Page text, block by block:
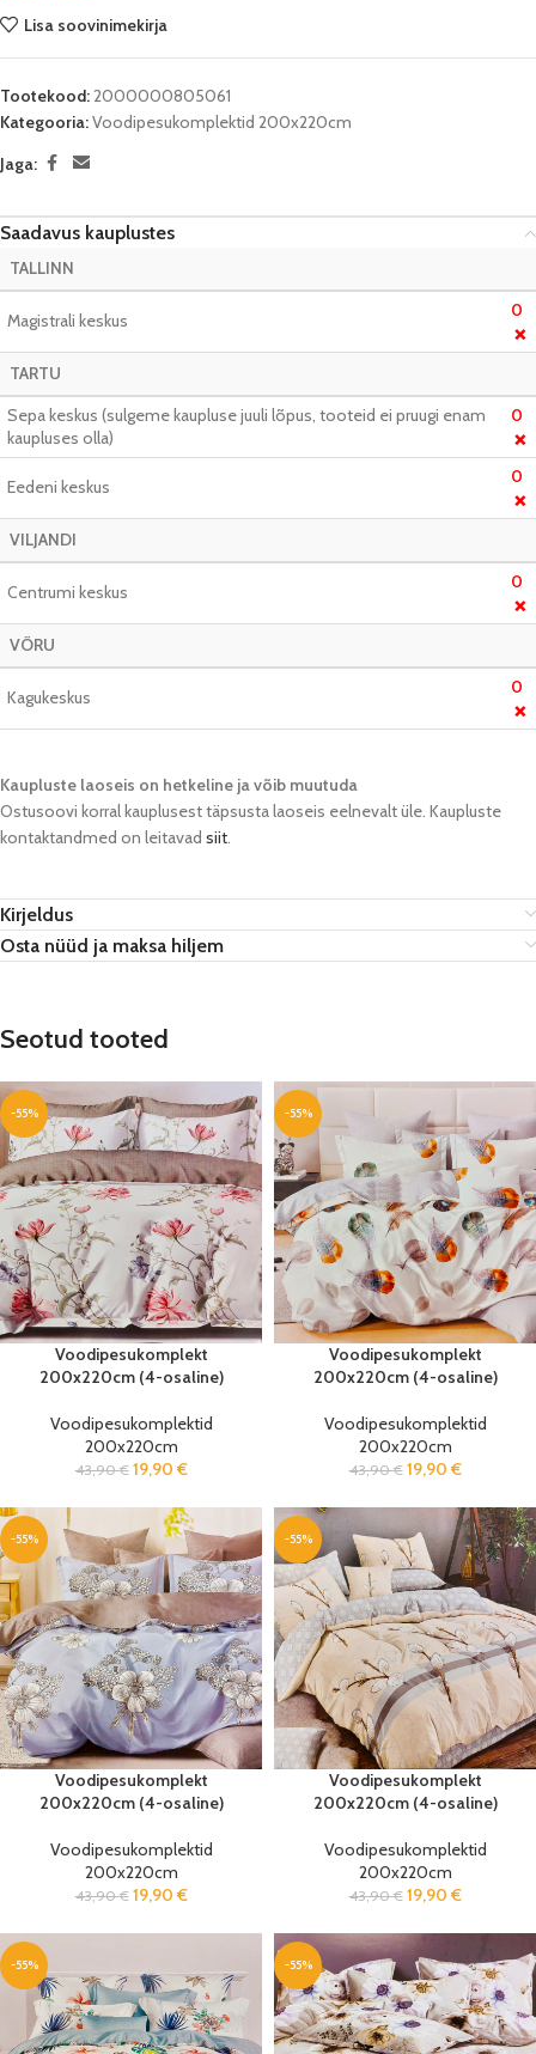
Lisa soovinimekirja
Tootekood:2000000805061
Kategooria:Voodipesukomplektid 200x220cm
Jaga:
Saadavus kauplustes
TALLINN
Magistrali keskus 0
❌
TARTU
Sepa keskus (sulgeme kaupluse juuli lõpus, tooteid ei pruugi enam
kaupluses olla)
0
❌
Eedeni keskus 0
❌
VILJANDI
Centrumi keskus 0
❌
VÕRU
Kagukeskus 0
❌
Kaupluste laoseis on hetkeline ja võib muutuda​
Ostusoovi korral kauplusest täpsusta laoseis eelnevalt üle. Kaupluste
kontaktandmed on leitavad siit.
Kirjeldus
Osta nüüd ja maksa hiljem
Seotud tooted
-55%
Voodipesukomplekt
200x220cm (4-osaline)
Voodipesukomplektid
200x220cm
43,90€ 19,90 €
-55%
Voodipesukomplekt
200x220cm (4-osaline)
Voodipesukomplektid
200x220cm
43,90€ 19,90 €
-55%
Voodipesukomplekt
200x220cm (4-osaline)
Voodipesukomplektid
200x220cm
43,90€ 19,90 €
-55%
Voodipesukomplekt
200x220cm (4-osaline)
Voodipesukomplektid
200x220cm
43,90€ 19,90 €
-55% -55%